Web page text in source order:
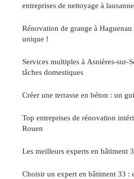
entreprises de nettoyage à lausanne
Rénovation de grange à
unique !
Services multiples à Asnières-sur-
tâches domestiques
Créer une terrasse en béton : un
Top entreprises de rénovation
Rouen
Les meilleurs experts en bâtiment
Choisir un expert en bâtiment 33 :